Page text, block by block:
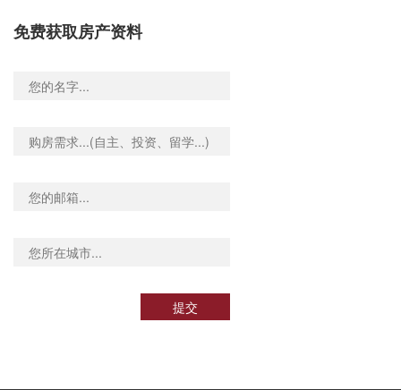
免费获取房产资料
提交